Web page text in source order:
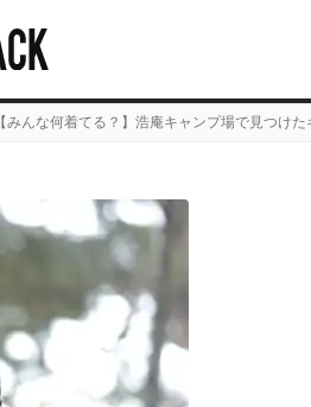
【みんな何着てる？】浩庵キャンプ場で見つけ